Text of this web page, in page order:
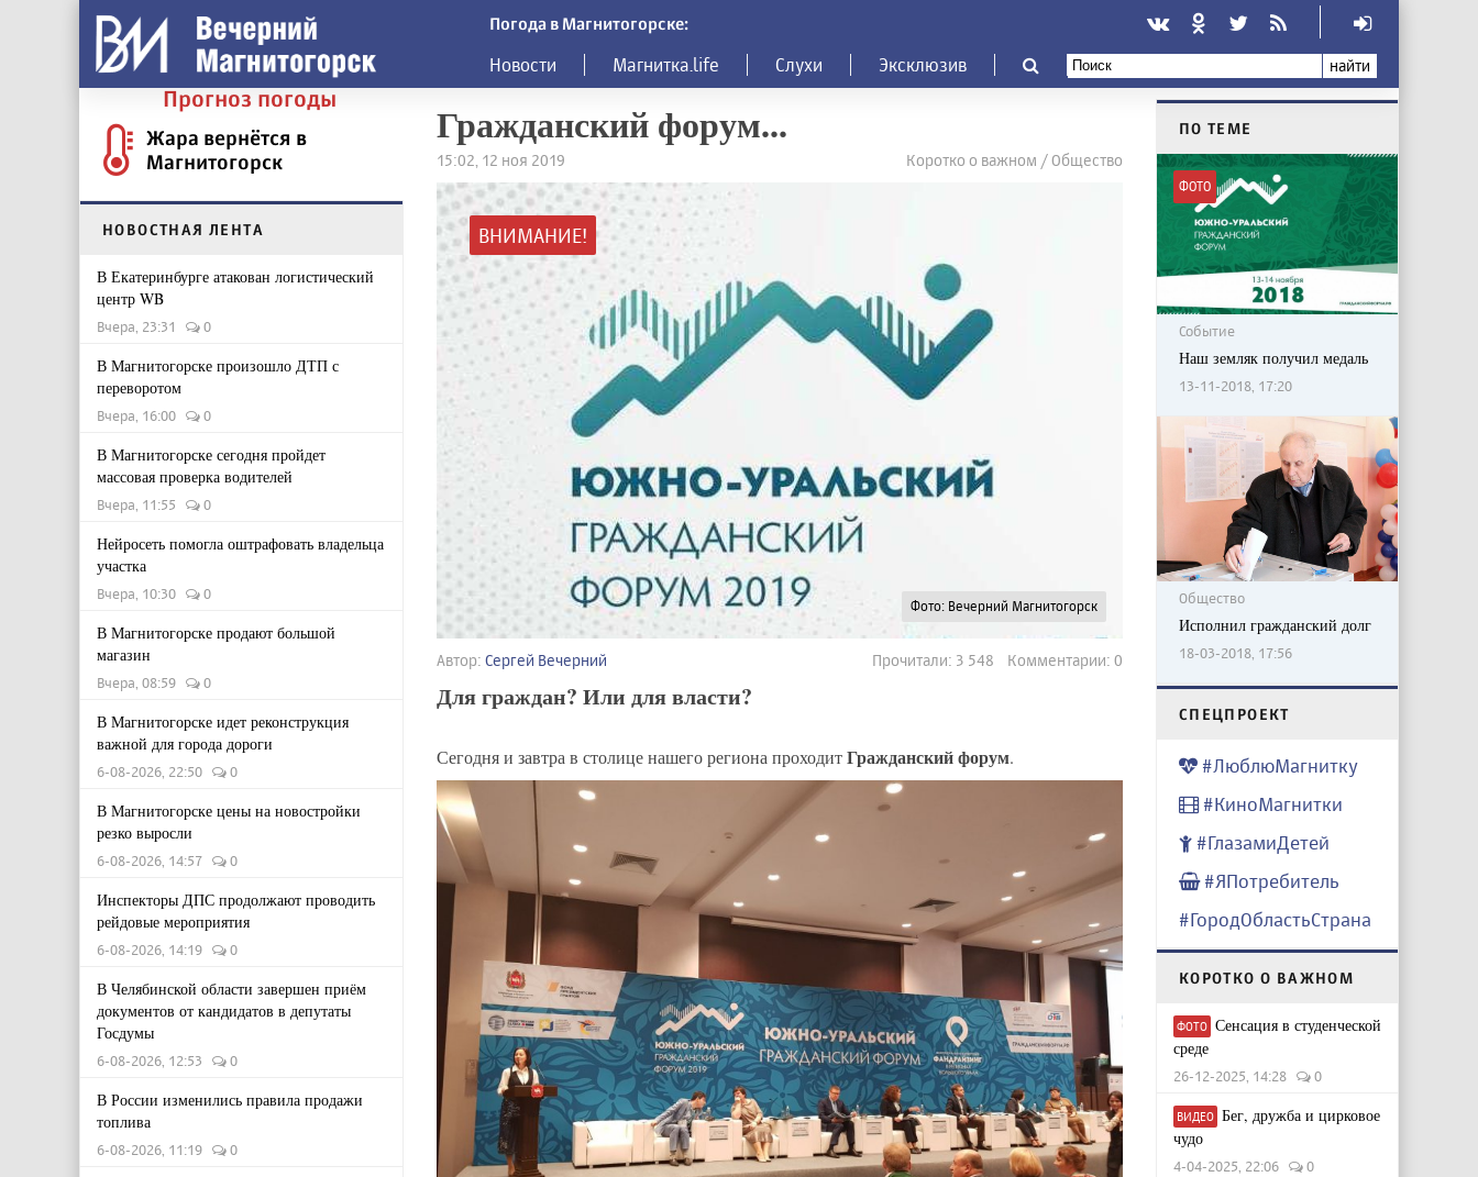
Погода в Магнитогорске:
Новости Магнитка.life Слухи Эксклюзив найти
Прогноз погоды
Жара вернётся в
Магнитогорск
НОВОСТНАЯ ЛЕНТА
В Екатеринбурге атакован логистический
центр WB
Вчера, 23:31 0
В Магнитогорске произошло ДТП с
переворотом
Вчера, 16:00 0
В Магнитогорске сегодня пройдет
массовая проверка водителей
Вчера, 11:55 0
Нейросеть помогла оштрафовать владельца
участка
Вчера, 10:30 0
В Магнитогорске продают большой
магазин
Вчера, 08:59 0
В Магнитогорске идет реконструкция
важной для города дороги
6-08-2026, 22:50 0
В Магнитогорске цены на новостройки
резко выросли
6-08-2026, 14:57 0
Инспекторы ДПС продолжают проводить
рейдовые мероприятия
6-08-2026, 14:19 0
В Челябинской области завершен приём
документов от кандидатов в депутаты
Госдумы
6-08-2026, 12:53 0
В России изменились правила продажи
топлива
6-08-2026, 11:19 0
Гражданский форум...
15:02, 12 ноя 2019 Коротко о важном / Общество
ВНИМАНИЕ!
Фото: Вечерний Магнитогорск
Автор: Сергей Вечерний Прочитали: 3 548 Комментарии: 0
Для граждан? Или для власти?
Сегодня и завтра в столице нашего региона проходитГражданский форум.
ПО ТЕМЕ
ФОТО
Событие
Наш земляк получил медаль
13-11-2018, 17:20
Общество
Исполнил гражданский долг
18-03-2018, 17:56
CПЕЦПРОЕКТ
#ЛюблюМагнитку
#КиноМагнитки
#ГлазамиДетей
#ЯПотребитель
#ГородОбластьСтрана
КОРОТКО О ВАЖНОМ
ФОТО Сенсация в студенческой
среде
26-12-2025, 14:28 0
ВИДЕО Бег, дружба и цирковое
чудо
4-04-2025, 22:06 0